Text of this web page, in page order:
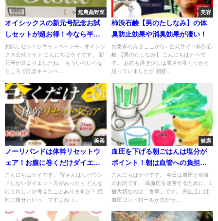
無農薬野菜
オイシックスの新元号記念お試
しセットが超お得！今なら半額
も！
お試しセットがキャンペーン中↓ オイシッ
クス公式サイト こんにちはケイです。 新
元号が決まりましたね。 もういろいろな
ところで記念キャンペ...
美容
柿渋石鹸【男のたしなみ】の体
臭防止効果や消臭効果が凄い！
お急ぎの方はここから↓ 公式サイト柿渋石
鹸 【男のたしなみ】 こんにちはナベで
す。 お盆も過ぎ少しは暑さが和らぐかと
思っていましたが 相変...
美容
ノーリバンドは体幹リセットウ
ェア！お腹に巻くだけダイエッ
ト！
こんにちはケイです。 皆さんはリバウン
ドしないダイエット方があったら どんな
にうれしいか考えたことありますか？ 絶
対に痩せたいっ！ですよね（...
健康
血圧を下げる朝ごはんは塩分が
ポイント！朝は血管への負担が
大きい！
こんにちはナベです。 今日は血圧と朝食
のお話です。 高血圧を改善するために、1
番大切なのは「食事」です。 高血圧には
血圧コントロールが欠かせ...